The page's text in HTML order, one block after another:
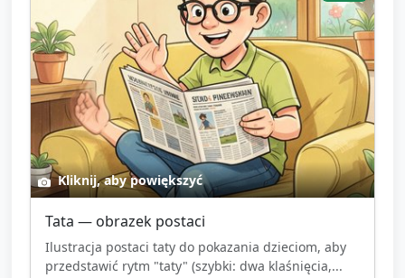
Kliknij, aby powiększyć
Tata — obrazek postaci
Ilustracja postaci taty do pokazania dzieciom, aby
przedstawić rytm "taty" (szybki: dwa klaśnięcia,...